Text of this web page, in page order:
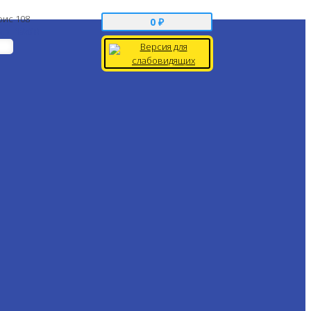
108 0 ₽
Версия для
слабовидящих